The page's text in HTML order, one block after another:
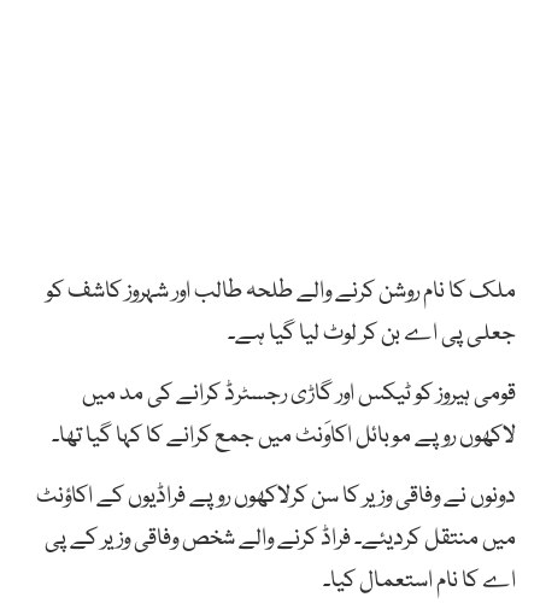
ملک کا نام روشن کرنے والے طلحہ طالب اور شہروز کاشف کو
جعلی پی اے بن کر لوٹ لیا گیا ہے۔
قومی ہیروز کو ٹیکس اور گاڑی رجسٹرڈ کرانے کی مد میں
لاکھوں روپے موبائل اکاوَنٹ میں جمع کرانے کا کہا گیا تھا۔
دونوں نے وفاقی وزیر کا سن کرلاکھوں روپے فراڈیوں کے اکاؤنٹ
میں منتقل کردیئے۔ فراڈ کرنے والے شخص وفاقی وزیر کے پی
اے کا نام استعمال کیا۔